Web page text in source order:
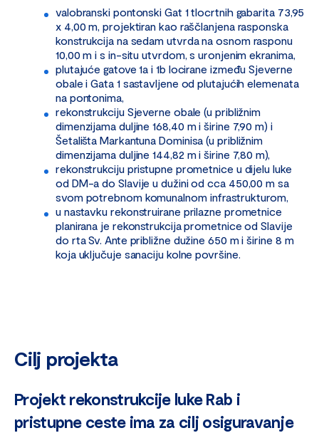
valobranski pontonski Gat 1 tlocrtnih gabarita 73,95
x 4,00 m, projektiran kao raščlanjena rasponska
konstrukcija na sedam utvrda na osnom rasponu
10,00 m i s in-situ utvrdom, s uronjenim ekranima,
plutajuće gatove 1a i 1b locirane između Sjeverne
obale i Gata 1 sastavljene od plutajućih elemenata
na pontonima,
rekonstrukciju Sjeverne obale (u približnim
dimenzijama duljine 168,40 m i širine 7,90 m) i
Šetališta Markantuna Dominisa (u približnim
dimenzijama duljine 144,82 m i širine 7,80 m),
rekonstrukciju pristupne prometnice u dijelu luke
od DM-a do Slavije u dužini od cca 450,00 m sa
svom potrebnom komunalnom infrastrukturom,
u nastavku rekonstruirane prilazne prometnice
planirana je rekonstrukcija prometnice od Slavije
do rta Sv. Ante približne dužine 650 m i širine 8 m
koja uključuje sanaciju kolne površine.
Cilj projekta
Projekt rekonstrukcije luke Rab i
pristupne ceste ima za cilj osiguravanje